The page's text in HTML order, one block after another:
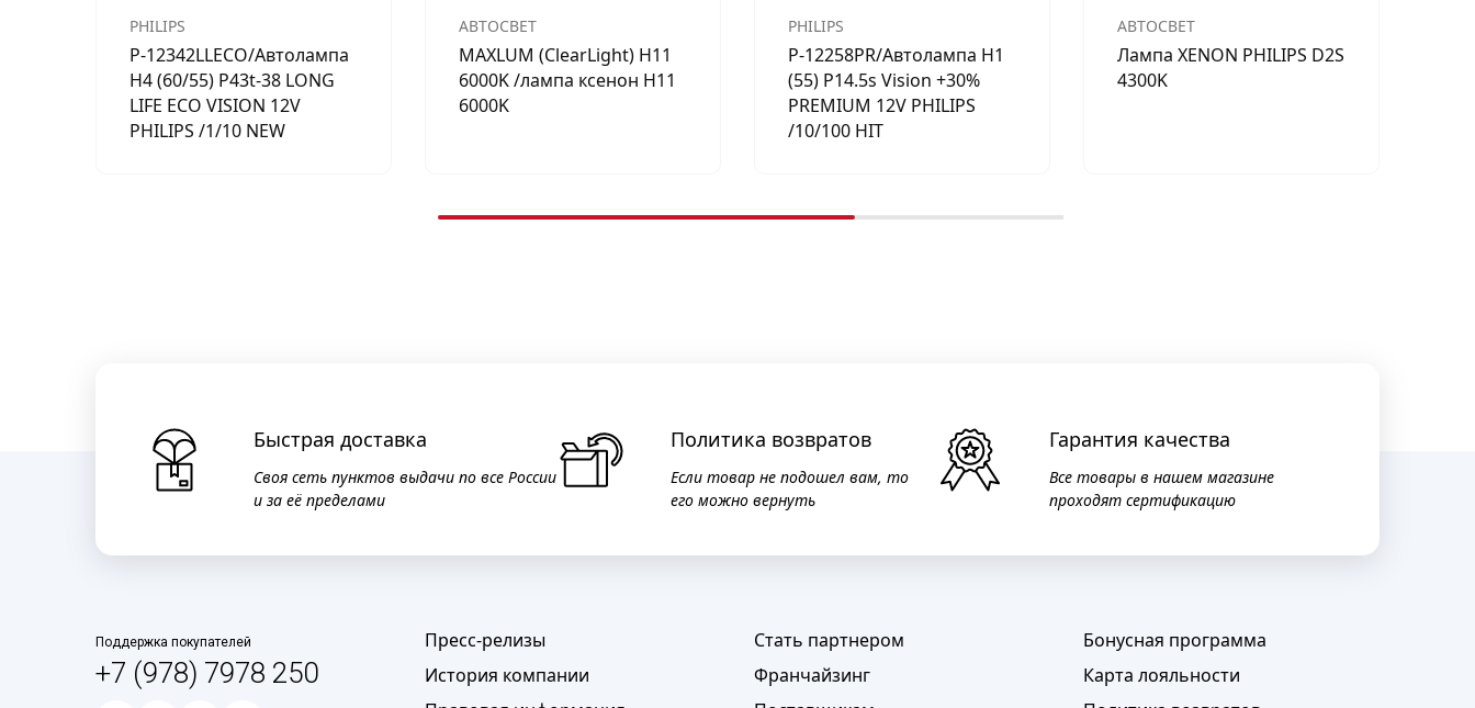
PHILIPS
P-12342LLECO/Автолампа
H4 (60/55) P43t-38 LONG
LIFE ECO VISION 12V
PHILIPS /1/10 NEW
АВТОСВЕТ
MAXLUM (ClearLight) H11
6000K /лампа ксенон H11
6000K
PHILIPS
P-12258PR/Автолампа H1
(55) P14.5s Vision +30%
PREMIUM 12V PHILIPS
/10/100 HIT
АВТОСВЕТ
Лампа XENON PHILIPS D2S
4300K
Быстрая доставка
Своя сеть пунктов выдачи по все России
и за её пределами
Политика возвратов
Если товар не подошел вам, то
его можно вернуть
Гарантия качества
Все товары в нашем магазине
проходят сертификацию
Поддержка покупателей
+7 (978) 7978 250
Пресс-релизы
История компании
Стать партнером
Франчайзинг
Бонусная программа
Карта лояльности